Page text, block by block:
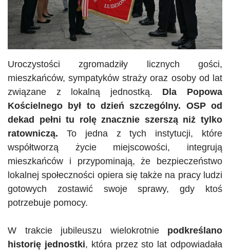
Uroczystości zgromadziły licznych gości,
mieszkańców, sympatyków straży oraz osoby od lat
związane z lokalną jednostką. Dla Popowa
Kościelnego był to dzień szczególny. OSP od
dekad pełni tu rolę znacznie szerszą niż tylko
ratowniczą. To jedna z tych instytucji, które
współtworzą życie miejscowości, integrują
mieszkańców i przypominają, że bezpieczeństwo
lokalnej społeczności opiera się także na pracy ludzi
gotowych zostawić swoje sprawy, gdy ktoś
potrzebuje pomocy.
W trakcie jubileuszu wielokrotnie podkreślano
historię jednostki, która przez sto lat odpowiadała